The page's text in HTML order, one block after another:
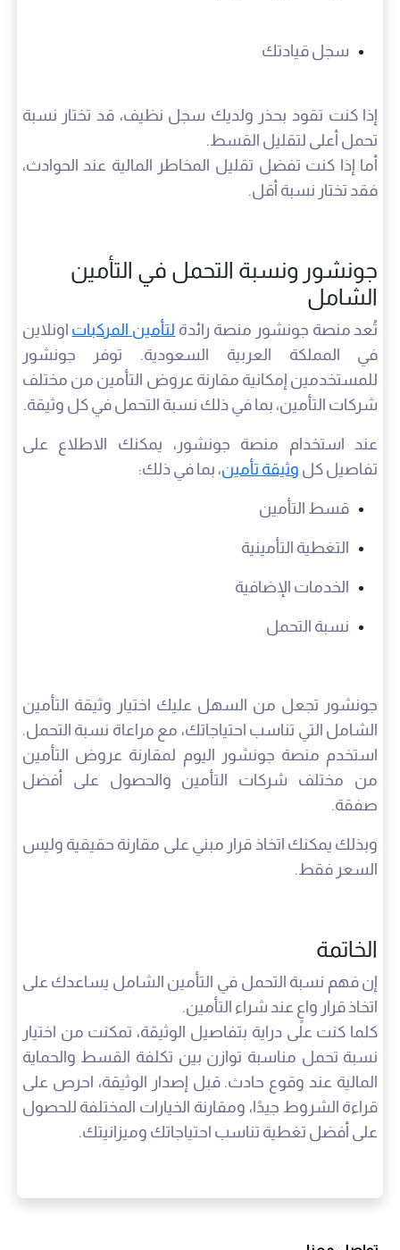
سجل قيادتك
إذا كنت تقود بحذر ولديك سجل نظيف، قد تختار نسبة
تحمل أعلى لتقليل القسط.
أما إذا كنت تفضل تقليل المخاطر المالية عند الحوادث،
فقد تختار نسبة أقل.
جونشور ونسبة التحمل في التأمين
الشامل
تُعد منصة جونشور منصة رائدة لتأمين المركبات اونلاين
في المملكة العربية السعودية. توفر جونشور
للمستخدمين إمكانية مقارنة عروض التأمين من مختلف
شركات التأمين، بما في ذلك نسبة التحمل في كل وثيقة.
عند استخدام منصة جونشور، يمكنك الاطلاع على
تفاصيل كل وثيقة تأمين، بما في ذلك:
قسط التأمين
التغطية التأمينية
الخدمات الإضافية
نسبة التحمل
جونشور تجعل من السهل عليك اختيار وثيقة التأمين
الشامل التي تناسب احتياجاتك، مع مراعاة نسبة التحمل.
استخدم منصة جونشور اليوم لمقارنة عروض التأمين
من مختلف شركات التأمين والحصول على أفضل
صفقة.
وبذلك يمكنك اتخاذ قرار مبني على مقارنة حقيقية وليس
السعر فقط.
الخاتمة
إن فهم نسبة التحمل في التأمين الشامل يساعدك على
اتخاذ قرار واعٍ عند شراء التأمين.
كلما كنت على دراية بتفاصيل الوثيقة، تمكنت من اختيار
نسبة تحمل مناسبة توازن بين تكلفة القسط والحماية
المالية عند وقوع حادث. قبل إصدار الوثيقة، احرص على
قراءة الشروط جيدًا، ومقارنة الخيارات المختلفة للحصول
على أفضل تغطية تناسب احتياجاتك وميزانيتك.